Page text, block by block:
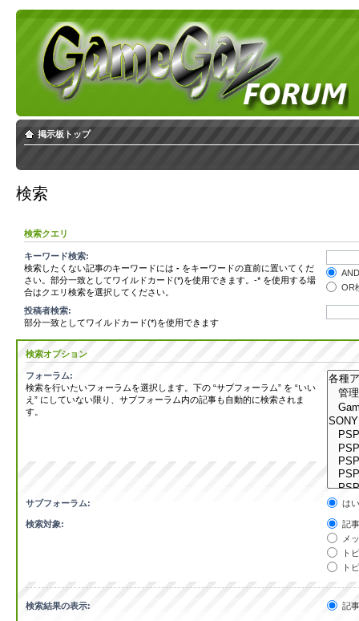
掲示板トップ
検索
検索クエリ
キーワード検索:
検索したくない記事のキーワードには - をキーワードの直前に置いてくだ
さい。部分一致としてワイルドカード(*)を使用できます。-* を使用する場
合はクエリ検索を選択してください。
OR
投稿者検索:
部分一致としてワイルドカード(*)を使用できます
検索オプション
フォーラム:
検索を行いたいフォーラムを選択します。下の “サブフォーラム” を “いい
え” にしていない限り、サブフォーラム内の記事も自動的に検索されま
す。
サブフォーラム: はい
検索対象:
記
メ
ト
ト
検索結果の表示: 記事